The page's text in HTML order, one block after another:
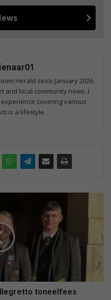
Herald since January 2026.
and local community news. I
covering various
is a lifestyle.
toneelfees